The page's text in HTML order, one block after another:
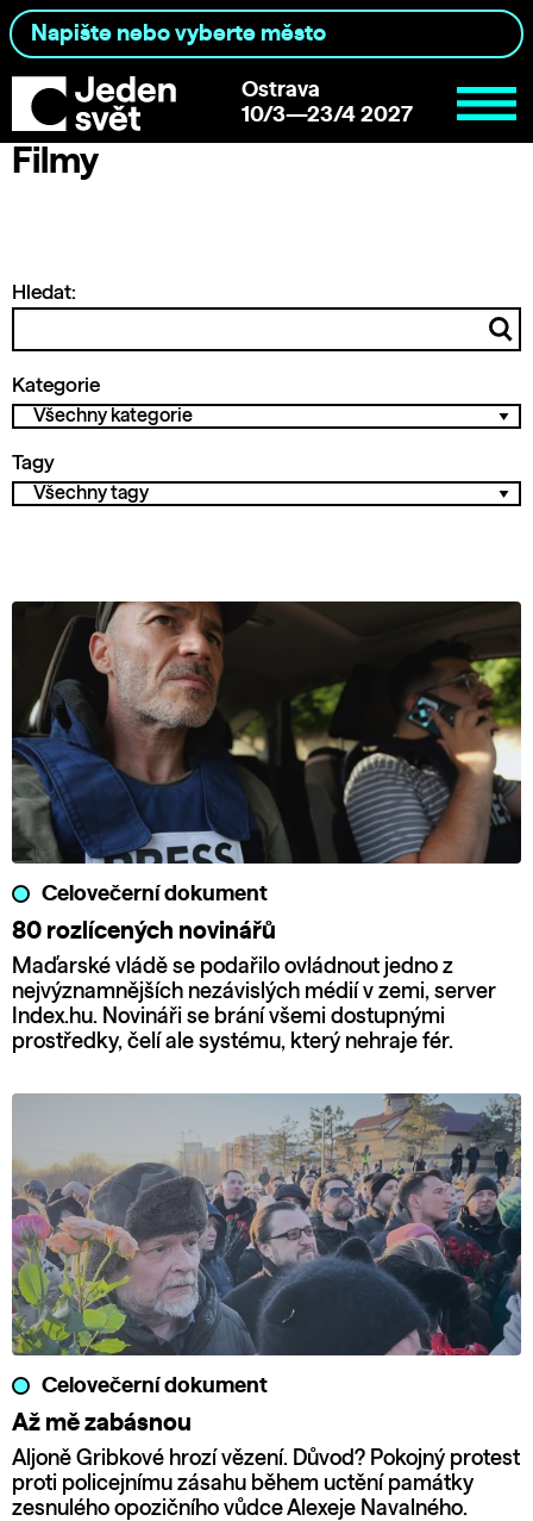
Ostrava
10/3—23/4 2027
Filmy
Hledat:
Kategorie
Tagy
Celovečerní dokument
80 rozlícených novinářů
Maďarské vládě se podařilo ovládnout jedno z
nejvýznamnějších nezávislých médií v zemi, server
Index.hu. Novináři se brání všemi dostupnými
prostředky, čelí ale systému, který nehraje fér.
Celovečerní dokument
Až mě zabásnou
Aljoně Gribkové hrozí vězení. Důvod? Pokojný protest
proti policejnímu zásahu během uctění památky
zesnulého opozičního vůdce Alexeje Navalného.